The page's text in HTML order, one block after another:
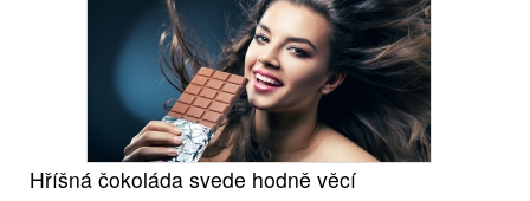
Hříšná čokoláda svede hodně věcí